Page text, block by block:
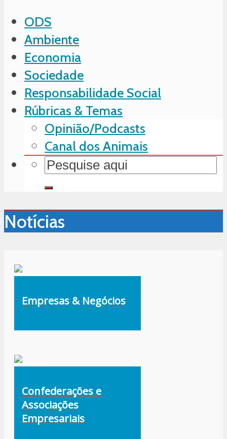
ODS
Ambiente
Economia
Sociedade
Responsabilidade Social
Rúbricas & Temas
Opinião/Podcasts
Canal dos Animais
Notícias
Empresas & Negócios
Confederações e
Associações
Empresariais